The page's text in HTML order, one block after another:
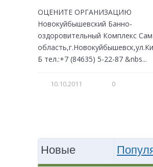
ОЦЕНИТЕ ОРГАНИЗАЦИЮ
Новокуйбышевский Банно-
оздоровительный Комплекс
Б тел.:+7 (84635) 5-22-87 &nbs...
10.10.2011 0
Новые